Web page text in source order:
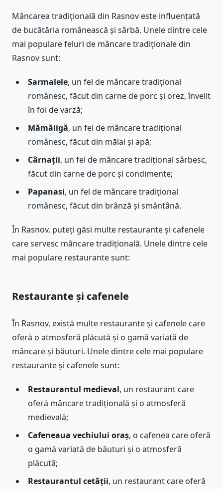
Mâncarea tradițională din Rasnov este influențată
de bucătăria românească și sârbă. Unele dintre cele
mai populare feluri de mâncare tradiționale din
Rasnov sunt:
Sarmalele, un fel de mâncare tradițional
românesc, făcut din carne de porc și orez, învelit
în foi de varză;
Mămăligă, un fel de mâncare tradițional
românesc, făcut din mălai și apă;
Cârnații, un fel de mâncare tradițional sârbesc,
făcut din carne de porc și condimente;
Papanasi, un fel de mâncare tradițional
românesc, făcut din brânză și smântână.
În Rasnov, puteți găsi multe restaurante și cafenele
care servesc mâncare tradițională. Unele dintre cele
mai populare restaurante sunt:
Restaurante și cafenele
În Rasnov, există multe restaurante și cafenele care
oferă o atmosferă plăcută și o gamă variată de
mâncare și băuturi. Unele dintre cele mai populare
restaurante și cafenele sunt:
Restaurantul medieval, un restaurant care
oferă mâncare tradițională și o atmosferă
medievală;
Cafeneaua vechiului oraș, o cafenea care oferă
o gamă variată de băuturi și o atmosferă
plăcută;
Restaurantul cetății, un restaurant care oferă